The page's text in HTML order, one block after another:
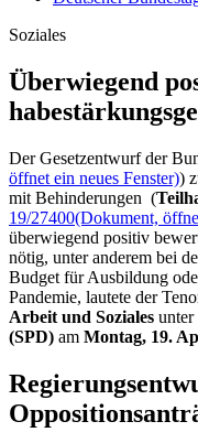
Soziales
Überwiegend
Der Gesetzentwurf der
öffnet ein neues Fenster))
mit Behinderungen (
19/27400(Dokument,
überwiegend positiv
nötig, unter anderem bei
Budget für Ausbildung
Pandemie, lautete der
Arbeit und Soziales
(SPD) am Montag, 19.